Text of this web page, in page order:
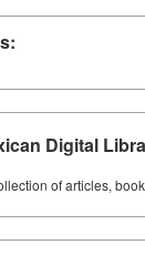
Digital
of articles,